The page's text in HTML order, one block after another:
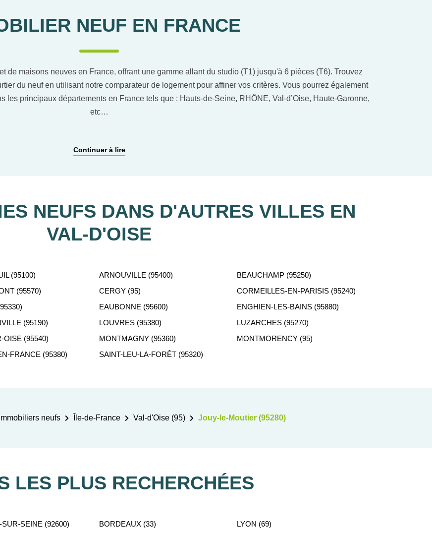
NEUF EN FRANCE
de maisons neuves en France, offrant une gamme allant du studio (T1) jusqu'à 6 pièces (T6). Trouvez
du neuf en utilisant notre comparateur de logement pour affiner vos critères. Vous pourrez également
les principaux départements en France tels que : Hauts-de-Seine, RHÔNE, Val-d’Oise, Haute-Garonne,
etc…
PERSONNALISÉ
Continuer à lire
NEUFS DANS D'AUTRES VILLES EN
VAL-D'OISE
(95100) ARNOUVILLE (95400)
BEAUCHAMP (95250)
(95570) CERGY (95)
CORMEILLES-EN-PARISIS (95240)
EAUBONNE (95600)
ENGHIEN-LES-BAINS (95880)
(95190) LOUVRES (95380)
LUZARCHES (95270)
OISE (95540) MONTMAGNY (95360)
MONTMORENCY (95)
FRANCE (95380) SAINT-LEU-LA-FORÊT (95320)
neufs Île-de-France Val-d'Oise (95) Jouy-le-Moutier (95280)
LES PLUS RECHERCHÉES
SEINE (92600) BORDEAUX (33)
LYON (69)